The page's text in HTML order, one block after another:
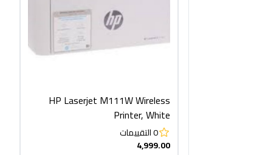
HP Laserjet M111W Wireless
Printer, White
0التقييمات
4,999.00